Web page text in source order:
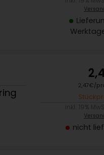
2,47€/
nicht